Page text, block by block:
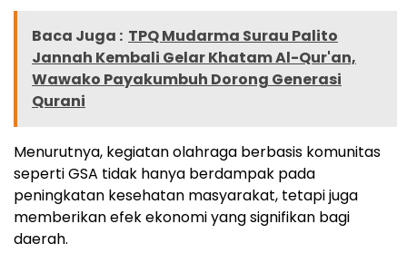
Baca Juga : TPQ Mudarma Surau Palito
Jannah Kembali Gelar Khatam Al-Qur'an,
Wawako Payakumbuh Dorong Generasi
Qurani
Menurutnya, kegiatan olahraga berbasis komunitas
seperti GSA tidak hanya berdampak pada
peningkatan kesehatan masyarakat, tetapi juga
memberikan efek ekonomi yang signifikan bagi
daerah.